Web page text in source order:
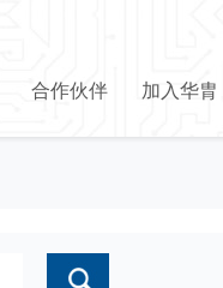
合作伙伴 加入华胄